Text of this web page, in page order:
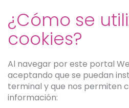
¿Cómo se
cookies?
Al navegar por este portal
aceptando que se puedan
terminal y que nos permiten
información: